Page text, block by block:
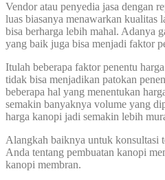
Vendor atau penyedia jasa dengan
luas biasanya menawarkan kualitas
bisa berharga lebih mahal. Adanya
yang baik juga bisa menjadi faktor
Itulah beberapa faktor penentu
tidak bisa menjadikan patokan
beberapa hal yang menentukan
semakin banyaknya volume yang
harga kanopi jadi semakin lebih
Alangkah baiknya untuk konsultasi
Anda tentang pembuatan kanopi
kanopi membran.